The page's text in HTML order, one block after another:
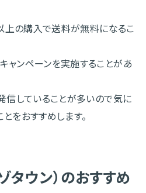
上の購入で送料が無料になるこ
ャンペーンを実施することがあ
信していることが多いので気に
をおすすめします。
タウン）のおすすめ